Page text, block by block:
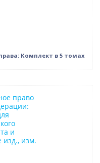
Комплект в 5 томах